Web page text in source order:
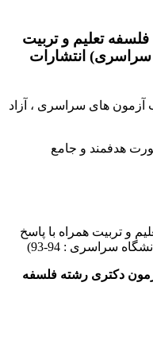
تعلیم و تربیت
سراسری) انتشارات
های سراسری ، آزاد
و تربیت همراه با پاسخ
سراسری : 94-93)
دکتری رشته فلسفه